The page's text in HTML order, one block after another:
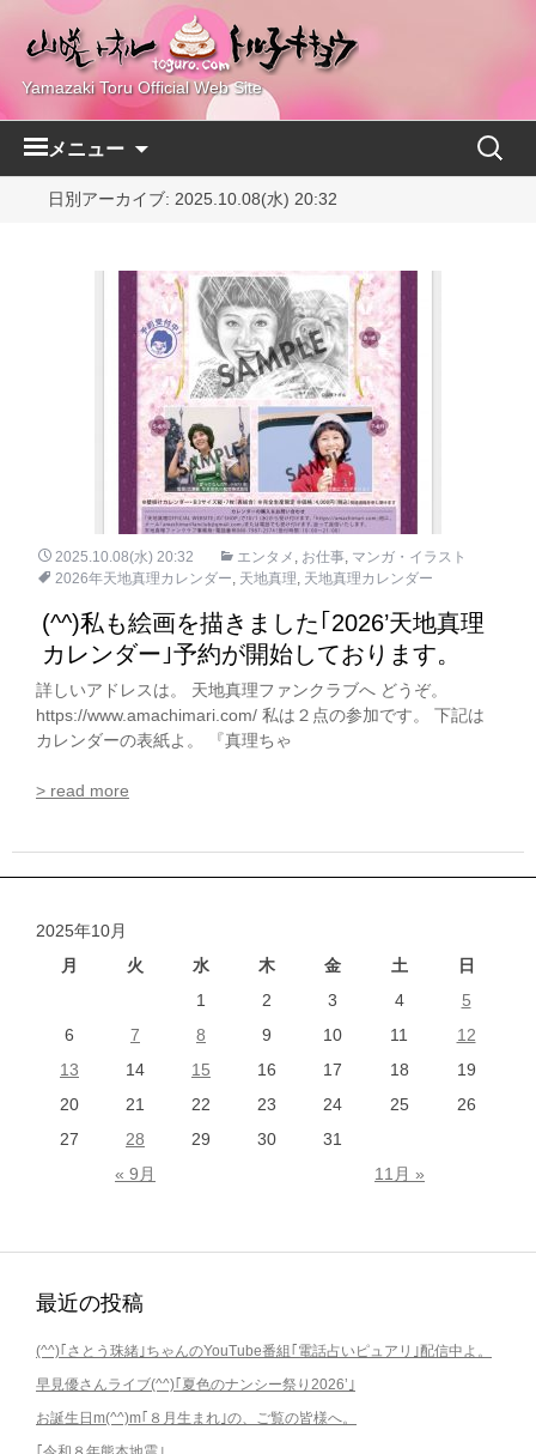
Yamazaki Toru Official Web Site
メニュー
テ
へ
ス
キ
ッ
プ
検
日別アーカイブ: 2025.10.08(水) 20:32
2025.10.08(水) 20:32 エンタメ , お仕事, マンガ・イラスト
2026年天地真理カレンダー, 天地真理, 天地真理カレンダー
(^^)私も絵画を描きました｢2026’天地真理
カレンダー｣予約が開始しております。
詳しいアドレスは。 天地真理ファンクラブへ どうぞ。
https://www.amachimari.com/ 私は２点の参加です。 下記は
カレンダーの表紙よ。 『真理ちゃ
> read more
2025年10月
月
火 水 木 金 土 日
« 9月 11月 »
1 2 3 4
5
6
7 8 9 10 11
12
13
14 15 16 17 18
19
20
21 22 23 24 25
26
27
28 29 30 31
最近の投稿
(^^)｢さとう珠緒｣ちゃんのYouTube番組｢電話占いピュアリ｣配信中よ。
早見優さんライブ(^^)｢夏色のナンシー祭り2026’｣
お誕生日m(^^)m｢８月生まれ｣の、ご覧の皆様へ。